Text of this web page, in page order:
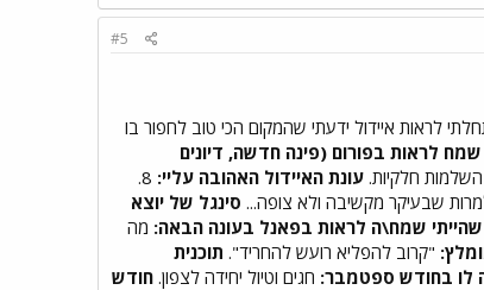
#5
לראות איידול ידעתי שהמקום הכי טוב לחפור בו
לראות בפורום (פינה חדשה, דיונים
עונת האיידול האהובה עליי:
שבעיקר מקשיבה ולא צופה... סינגל של יוצא
שמח\ה לראות בפאנל בעונה הבאה: מה
"קרוב להפליא רועש להחריד". תוכנית
לו בחודש ספטמבר: חגים וטיול יחידה לצפון. חודש